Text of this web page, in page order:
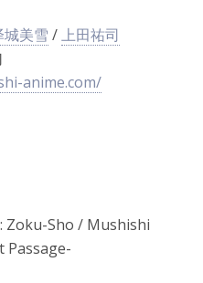
城美雪 /上田祐司
anime.com/
Zoku-Sho / Mushishi
Passage-